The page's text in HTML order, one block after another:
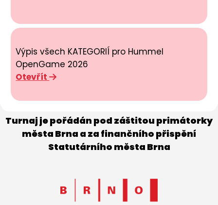
Výpis všech KATEGORIÍ pro Hummel
OpenGame 2026
Otevřít
Turnaj je pořádán pod záštitou primátorky
města Brna a za finančního přispění
Statutárního města Brna